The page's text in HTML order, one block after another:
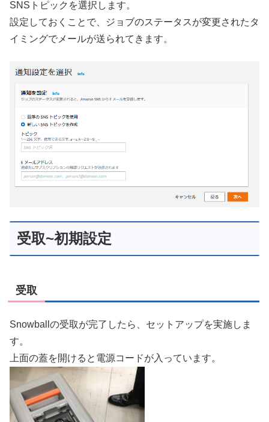
SNSトピックを選択します。
設定しておくことで、ジョブのステータスが変更されたタ
イミングでメールが送られてきます。
受取~初期設定
受取
Snowballの受取が完了したら、セットアップを実施しま
す。
上面の蓋を開けると電源コードが入っています。